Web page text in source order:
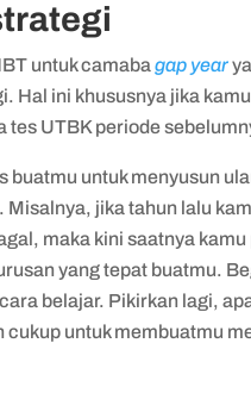
untuk camabagap year
Hal ini khususnya jika
tes UTBK periode
buatmu untuk menyusun
jika tahun lalu
maka kini saatnya
yang tepat buatmu.
belajar. Pikirkan lagi,
cukup untuk membuatmu